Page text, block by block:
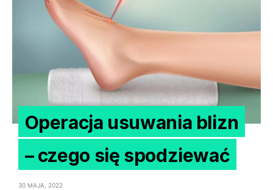
Operacja usuwania blizn
– czego się spodziewać
30 MAJA, 2022